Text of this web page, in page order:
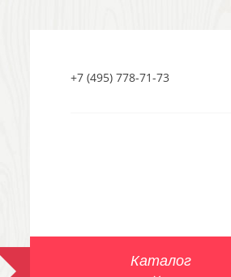
+7 (495) 778-71-73
Каталог